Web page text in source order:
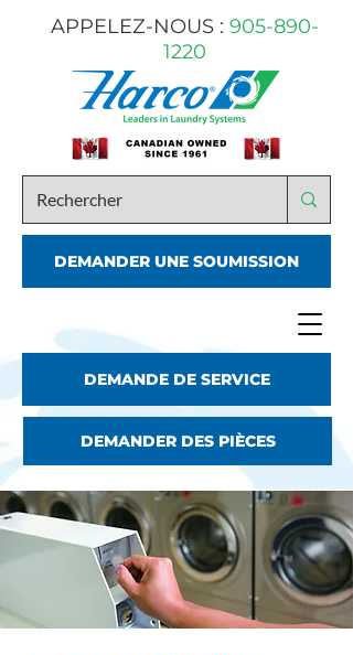
APPELEZ-NOUS : 905-890-
1220
DEMANDER UNE SOUMISSION
DEMANDE DE SERVICE
DEMANDER DES PIÈCES